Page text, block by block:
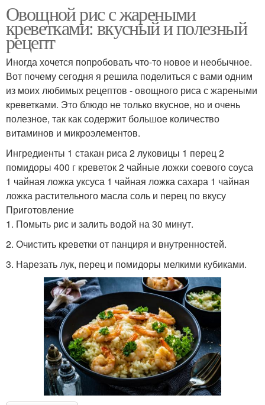
Овощной рис с жареными
креветками: вкусный и полезный
рецепт
Иногда хочется попробовать что-то новое и необычное.
Вот почему сегодня я решила поделиться с вами одним
из моих любимых рецептов - овощного риса с жареными
креветками. Это блюдо не только вкусное, но и очень
полезное, так как содержит большое количество
витаминов и микроэлементов.
Ингредиенты 1 стакан риса 2 луковицы 1 перец 2
помидоры 400 г креветок 2 чайные ложки соевого соуса
1 чайная ложка уксуса 1 чайная ложка сахара 1 чайная
ложка растительного масла соль и перец по вкусу
Приготовление
1. Помыть рис и залить водой на 30 минут.
2. Очистить креветки от панциря и внутренностей.
3. Нарезать лук, перец и помидоры мелкими кубиками.